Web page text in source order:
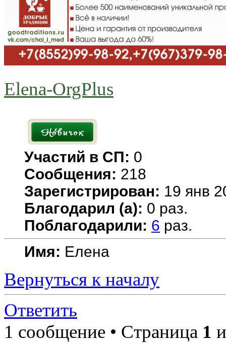
Elena-OrgPlus
Участий в СП: 0
Сообщения: 218
Зарегистрирован: 19 янв
Благодарил (а): 0 раз.
Поблагодарили: 6 раз.
Имя: Елена
Вернуться к началу
Ответить
1 сообщение • Страница 1